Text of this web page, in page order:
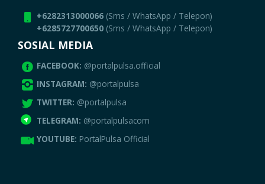
+6282313000066 (Sms / WhatsApp / Telepon)
+6285727700650 (Sms / WhatsApp / Telepon)
SOSIAL MEDIA
FACEBOOK: @portalpulsa.official
INSTAGRAM: @portalpulsa
TWITTER: @portalpulsa
TELEGRAM: @portalpulsacom
YOUTUBE: PortalPulsa Official